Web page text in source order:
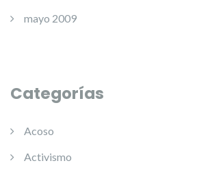
mayo 2009
Categorías
Acoso
Activismo